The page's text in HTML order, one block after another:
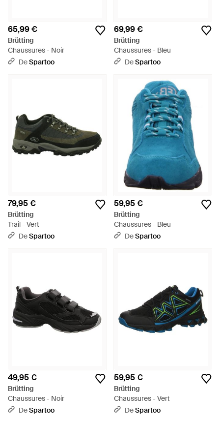
65,99 €
Brütting
Chaussures - Noir
DeSpartoo
69,99 €
Brütting
Chaussures - Bleu
DeSpartoo
79,95 €
Brütting
Trail - Vert
DeSpartoo
59,95 €
Brütting
Chaussures - Bleu
DeSpartoo
49,95 €
Brütting
Chaussures - Noir
DeSpartoo
59,95 €
Brütting
Chaussures - Vert
DeSpartoo